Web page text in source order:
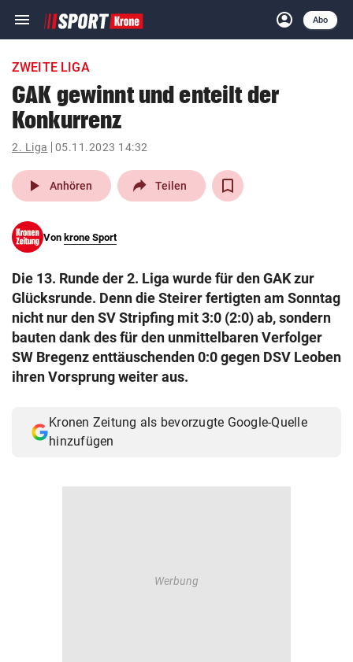
menu Navigation
ein-/ausklappen
account_circle
Anmelden
Abo
close Schließen
account_circle Anmelden
pin_drop
Wien arrow_right
search
eingeben
© Krone Multimedia GmbH & Co KG 2026
Muthgasse 2, 1190 Wien
ZWEITE LIGA
GAK gewinnt und enteilt der
Konkurrenz
2. Liga 05.11.2023 14:32
play_arrow Anhören Teilen
Von krone Sport
Die 13. Runde der 2. Liga wurde für den GAK zur
Glücksrunde. Denn die Steirer fertigten am Sonntag
nicht nur den SV Stripfing mit 3:0 (2:0) ab, sondern
bauten dank des für den unmittelbaren Verfolger
SW Bregenz enttäuschenden 0:0 gegen DSV Leoben
ihren Vorsprung weiter aus.
Kronen Zeitung als bevorzugte Google-Quelle
hinzufügen